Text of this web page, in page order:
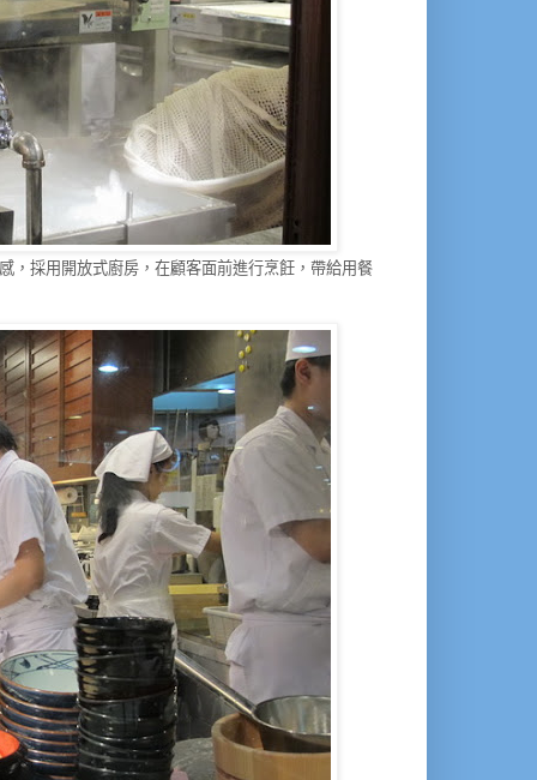
，採用開放式廚房，在顧客面前進行烹飪，帶給用餐